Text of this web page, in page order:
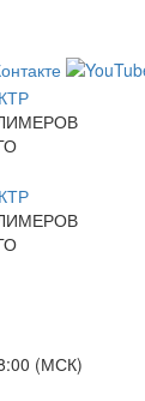
(МСК)